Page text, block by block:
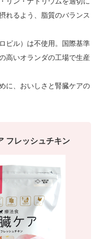
れるよう、脂質のバランス
ピル）は不使用。国際基準
高いオランダの工場で生産
に、おいしさと腎臓ケアの
フレッシュチキン